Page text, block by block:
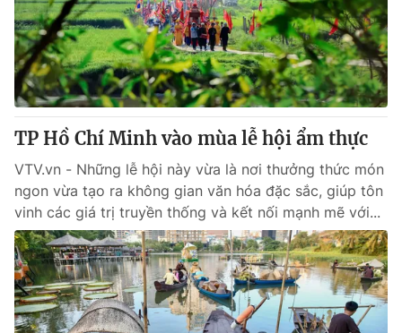
TP Hồ Chí Minh vào mùa lễ hội ẩm thực
VTV.vn - Những lễ hội này vừa là nơi thưởng thức món
ngon vừa tạo ra không gian văn hóa đặc sắc, giúp tôn
vinh các giá trị truyền thống và kết nối mạnh mẽ với...